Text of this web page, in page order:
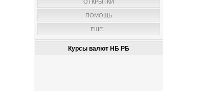
ОТКРЫТКИ
ПОМОЩЬ
ЕЩЕ...
Курсы валют НБ РБ